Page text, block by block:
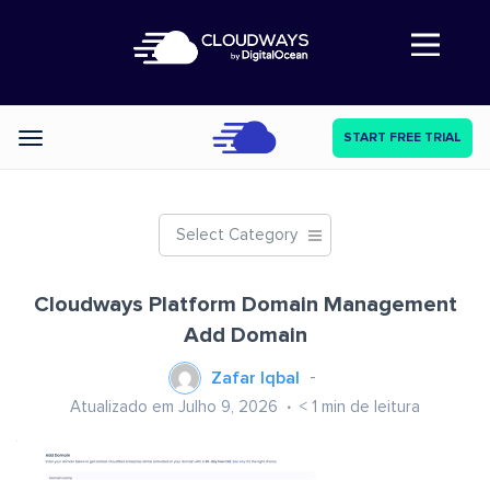
Abre a navegação
Categories START FREE TRIAL
Select Category
Cloudways Platform Domain Management
Add Domain
Zafar Iqbal
Atualizado em Julho 9, 2026 < 1 min de leitura